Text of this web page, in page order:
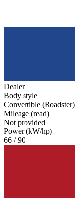
Dealer
Body style
Convertible (Roadster)
Mileage (read)
Not provided
Power (kW/hp)
66 / 90